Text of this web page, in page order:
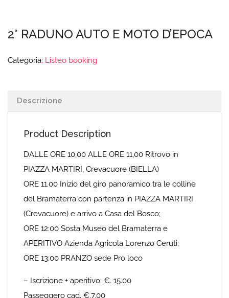
2° RADUNO AUTO E MOTO D’EPOCA
Categoria: Listeo booking
Descrizione
Product Description
DALLE ORE 10,00 ALLE ORE 11,00 Ritrovo in
PIAZZA MARTIRI, Crevacuore (BIELLA)
ORE 11.00 Inizio del giro panoramico tra le colline
del Bramaterra con partenza in PIAZZA MARTIRI
(Crevacuore) e arrivo a Casa del Bosco;
ORE 12:00 Sosta Museo del Bramaterra e
APERITIVO Azienda Agricola Lorenzo Ceruti;
ORE 13:00 PRANZO sede Pro loco
– Iscrizione + aperitivo: €. 15.00
Passeggero cad. €.7,00